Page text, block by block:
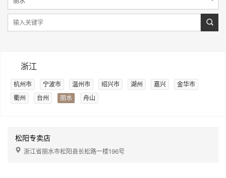
浙江
杭州市 宁波市 温州市 绍兴市 湖州 嘉兴
金华市
衢州
台州 丽水 舟山
松阳专卖店
浙江省丽水市松阳县长松路一楼196号